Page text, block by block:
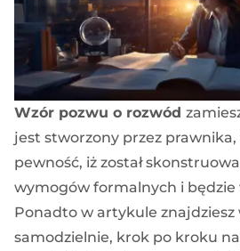
Wzór pozwu o rozwód
jest stworzony przez
pewność, iż został
wymogów formalnych i będzie
Ponadto w artykule znajdziesz
samodzielnie, krok po kroku